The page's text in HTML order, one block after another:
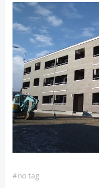
#no tag